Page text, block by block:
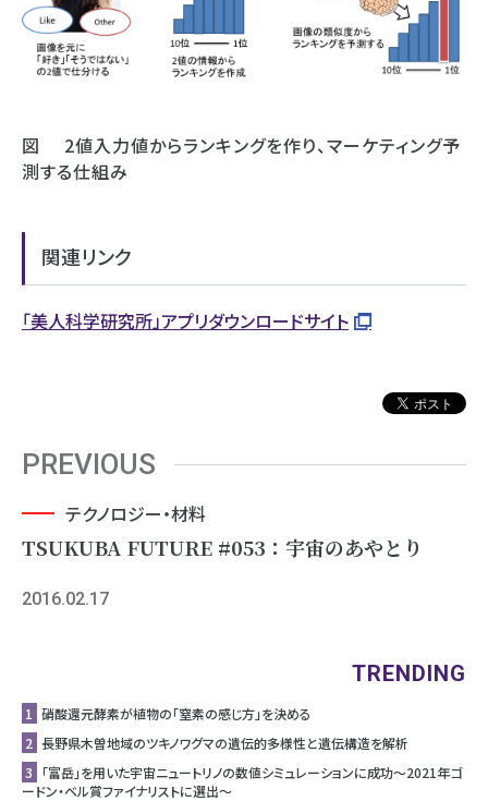
図 2値入力値からランキングを作り、マーケティング予
測する仕組み
関連リンク
「美人科学研究所」アプリダウンロードサイト
PREVIOUS
テクノロジー・材料
TSUKUBA FUTURE #053：宇宙のあやとり
2016.02.17
TRENDING
1 硝酸還元酵素が植物の「窒素の感じ方」を決める
2 長野県木曽地域のツキノワグマの遺伝的多様性と遺伝構造を解析
3 「富岳」を用いた宇宙ニュートリノの数値シミュレーションに成功〜2021年ゴ
ードン・ベル賞ファイナリストに選出〜